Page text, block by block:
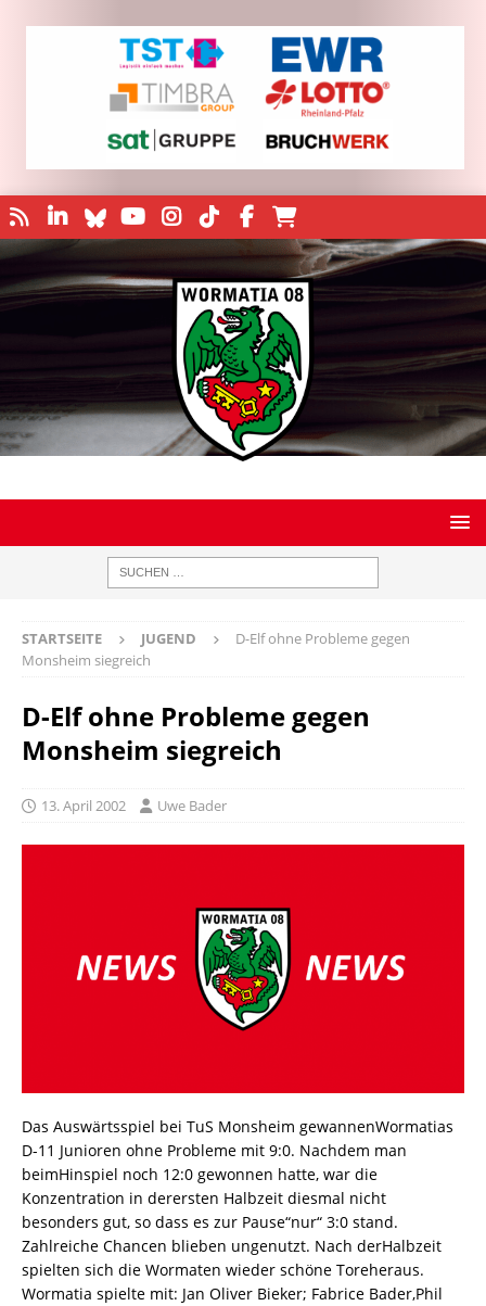
STARTSEITE JUGEND
D-Elf ohne Probleme gegen
Monsheim siegreich
D-Elf ohne Probleme gegen
Monsheim siegreich
13. April 2002 Uwe Bader
Das Auswärtsspiel bei TuS Monsheim gewannenWormatias
D-11 Junioren ohne Probleme mit 9:0. Nachdem man
beimHinspiel noch 12:0 gewonnen hatte, war die
Konzentration in derersten Halbzeit diesmal nicht
besonders gut, so dass es zur Pause“nur“ 3:0 stand.
Zahlreiche Chancen blieben ungenutzt. Nach derHalbzeit
spielten sich die Wormaten wieder schöne Toreheraus.
Wormatia spielte mit: Jan Oliver Bieker; Fabrice Bader,Phil